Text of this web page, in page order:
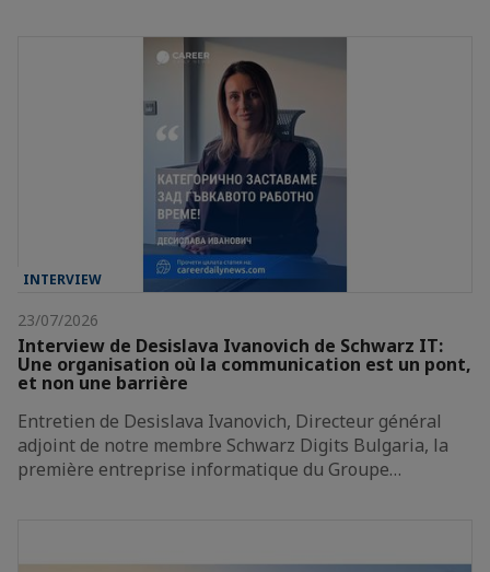
INTERVIEW
23/07/2026
Interview de Desislava Ivanovich de Schwarz IT:
Une organisation où la communication est un pont,
et non une barrière
Entretien de Desislava Ivanovich, Directeur général
adjoint de notre membre Schwarz Digits Bulgaria, la
première entreprise informatique du Groupe…